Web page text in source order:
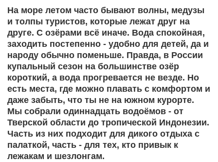
На море летом часто бывают волны, медузы
и толпы туристов, которые лежат друг на
друге. С озёрами всё иначе. Вода спокойная,
заходить постепенно - удобно для детей, да и
народу обычно поменьше. Правда, в России
купальный сезон на большинстве озёр
короткий, а вода прогревается не везде. Но
есть места, где можно плавать с комфортом и
даже забыть, что ты не на южном курорте.
Мы собрали одиннадцать водоёмов - от
Тверской области до тропической Индонезии.
Часть из них подходит для дикого отдыха с
палаткой, часть - для тех, кто привык к
лежакам и шезлонгам.